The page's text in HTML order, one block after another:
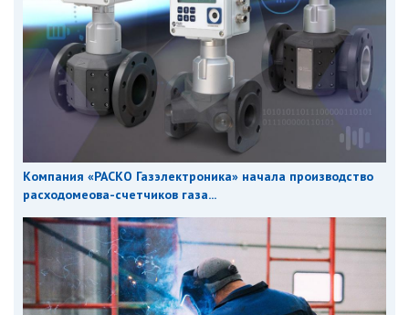
Компания «РАСКО Газэлектроника» начала производство
расходомеова-счетчиков газа...